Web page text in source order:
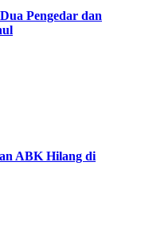
Pengedar dan
ABK Hilang di